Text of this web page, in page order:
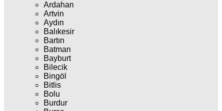
Ardahan
Artvin
Aydın
Balıkesir
Bartın
Batman
Bayburt
Bilecik
Bingöl
Bitlis
Bolu
Burdur